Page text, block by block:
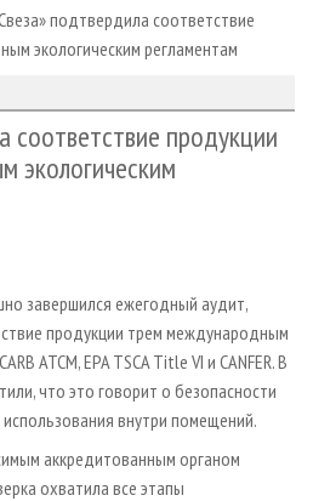
ПЛИТ
подтвердила соответствие
экологическим регламентам
соответствие продукции
экологическим
завершился ежегодный аудит,
продукции трем международным
ATCM, EPA TSCA Title VI и CANFER. В
что это говорит о безопасности
внутри помещений.
аккредитованным органом
охватила все этапы